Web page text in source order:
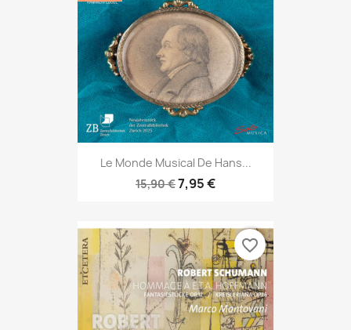
Le Monde Musical De Hans...
15,90 €7,95 €
favorite_border